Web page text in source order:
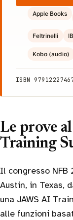
Apple Books
Feltrinelli
Kobo (audio)
ISBN
Le prove
Training
Il congresso
Austin, in Texas,
una JAWS AI
alle funzioni